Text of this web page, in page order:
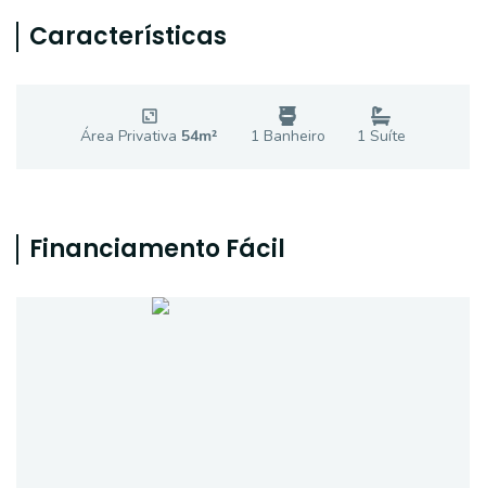
Características
Área Privativa 54m² 1 Banheiro 1 Suíte
Financiamento Fácil